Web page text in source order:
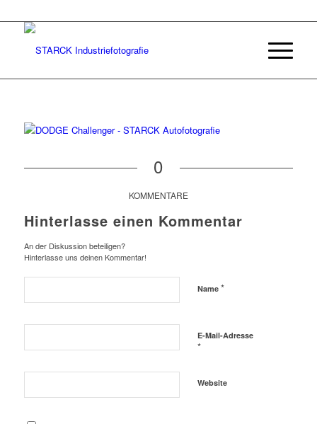
0
KOMMENTARE
Hinterlasse einen Kommentar
An der Diskussion beteiligen?
Hinterlasse uns deinen Kommentar!
Name *
E-Mail-Adresse
*
Website